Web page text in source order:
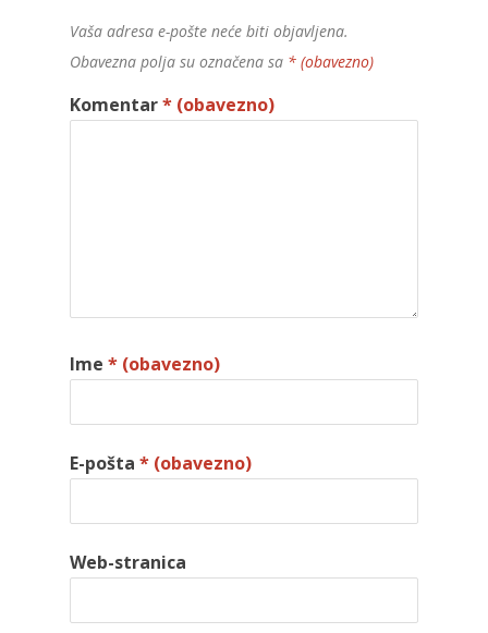
Vaša adresa e-pošte neće biti objavljena.
Obavezna polja su označena sa * (obavezno)
Komentar* (obavezno)
Ime * (obavezno)
E-pošta * (obavezno)
Web-stranica